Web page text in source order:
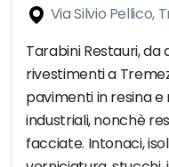
Via Silvio Pellico,
Tarabini Restauri,
rivestimenti a
pavimenti in resina
industriali, nonchè
facciate. Intonaci,